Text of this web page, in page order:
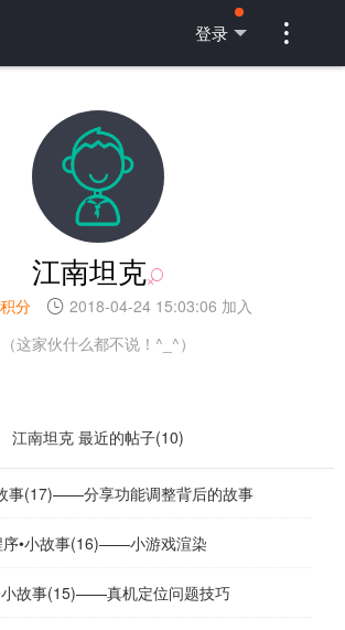
登录 
江南坦克
分
2018-04-24 15:03:06 加入
（这家伙什么都不说！^_^）
江南坦克 最近的帖子(10)
事(17)——分享功能调整背后的故事
序•小故事(16)——小游戏渲染
小故事(15)——真机定位问题技巧